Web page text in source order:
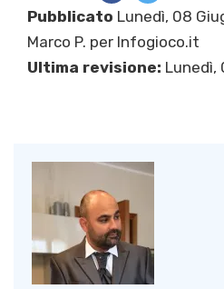
Pubblicato Lunedì, 08
Marco P. per Infogioco.it
Ultima revisione: Lunedì,